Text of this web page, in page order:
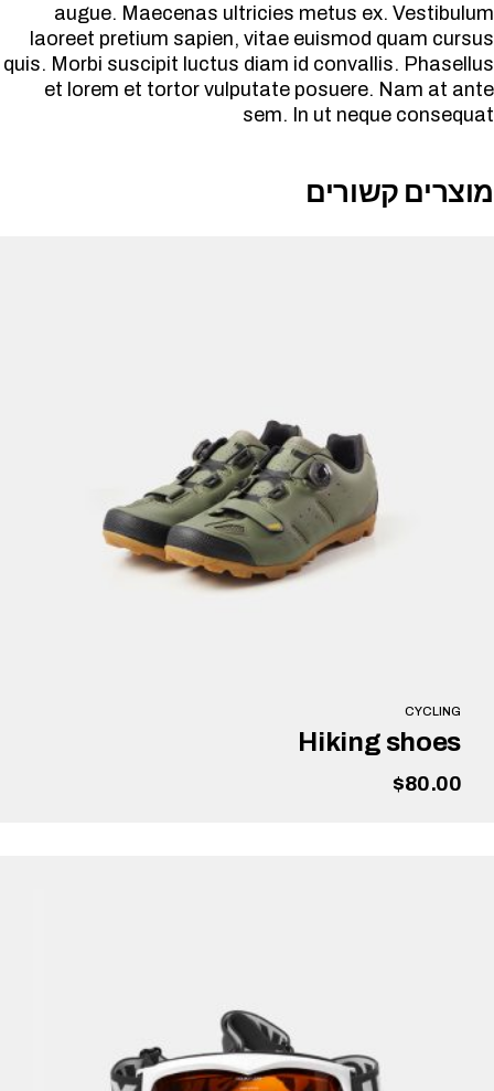
augue. Maecenas ultricies metus ex. Vestibulum
laoreet pretium sapien, vitae euismod quam cursus
quis. Morbi suscipit luctus diam id convallis. Phasellus
et lorem et tortor vulputate posuere. Nam at ante
sem. In ut neque consequat
מוצרים קשורים
CYCLING
Hiking shoes
$80.00